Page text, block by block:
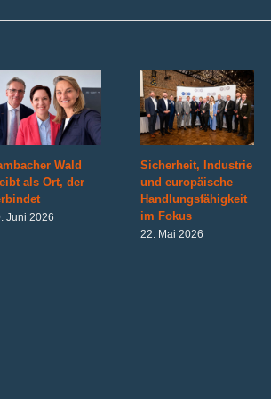
Wald
als Ort, der
Juni 2026
Sicherheit, Industrie
und europäische
Handlungsfähigkeit
im Fokus
22. Mai 2026